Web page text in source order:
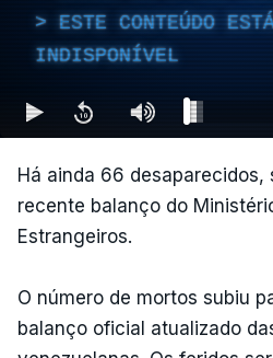
ESTE CONTEÚDO
INDISPONÍVEL
Há ainda 66 desaparecidos,
recente balanço do
Estrangeiros.
O número de mortos subiu
balanço oficial atualizado